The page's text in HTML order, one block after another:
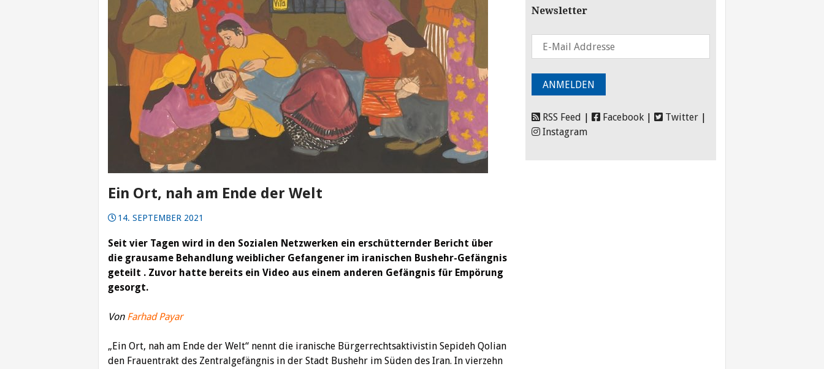
Ein Ort, nah am Ende der Welt
14. SEPTEMBER 2021
Seit vier Tagen wird in den Sozialen Netzwerken ein erschütternder Bericht über
die grausame Behandlung weiblicher Gefangener im iranischen Bushehr-Gefängnis
geteilt . Zuvor hatte bereits ein Video aus einem anderen Gefängnis für Empörung
gesorgt.
Von Farhad Payar
„Ein Ort, nah am Ende der Welt“ nennt die iranische Bürgerrechtsaktivistin Sepideh Qolian
den Frauentrakt des Zentralgefängnis in der Stadt Bushehr im Süden des Iran. In vierzehn
Newsletter
RSS Feed Facebook Twitter
Instagram